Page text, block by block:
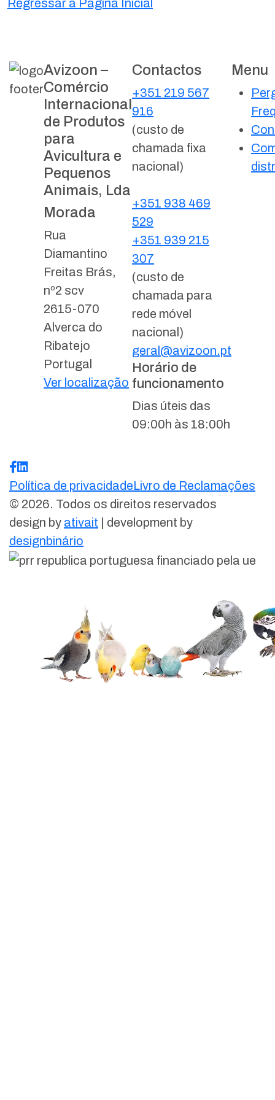
Regressar à Página Inicial
Avizoon –
Comércio
Internacional
de Produtos
para
Avicultura e
Pequenos
Animais, Lda
Morada
Rua
Diamantino
Freitas Brás,
nº2 scv
2615-070
Alverca do
Ribatejo
Portugal
Ver localização
Contactos
+351 219 567
916
(custo de
chamada fixa
nacional)
+351 938 469
529
+351 939 215
307
(custo de
chamada para
rede móvel
nacional)
geral@avizoon.pt
Horário de
funcionamento
Dias úteis das
09:00h às 18:00h
Menu
Política de privacidadeLivro de Reclamações
© 2026. Todos os direitos reservados
design by ativait | development by
designbinário